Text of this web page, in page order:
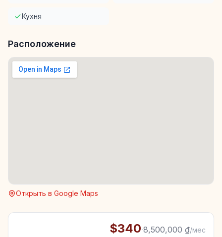
Кухня
Расположение
Открыть в Google Maps
$340·8,500,000 ₫/мес